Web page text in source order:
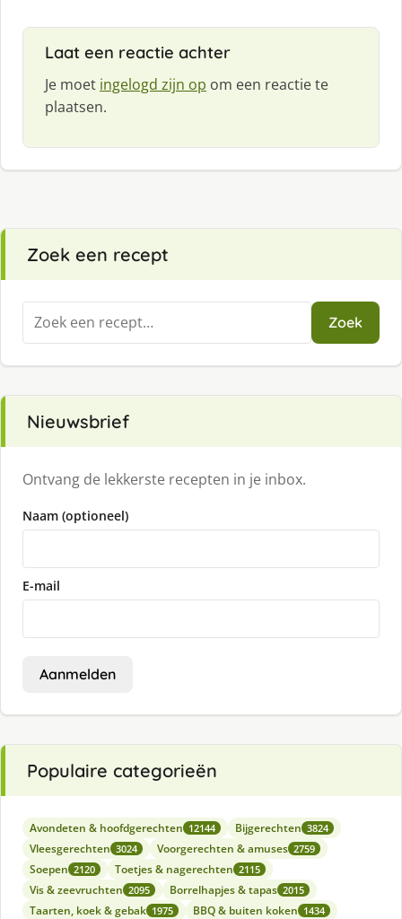
Laat een reactie achter
Je moet ingelogd zijn op om een reactie te
plaatsen.
Zoek een recept
Zoeken
naar:
Zoek
Nieuwsbrief
Ontvang de lekkerste recepten in je inbox.
Naam (optioneel)
E-mail
Aanmelden
Populaire categorieën
Avondeten & hoofdgerechten 12144 Bijgerechten 3824
Vleesgerechten 3024 Voorgerechten & amuses 2759
Soepen 2120 Toetjes & nagerechten 2115
Vis & zeevruchten 2095 Borrelhapjes & tapas 2015
Taarten, koek & gebak 1975 BBQ & buiten koken 1434